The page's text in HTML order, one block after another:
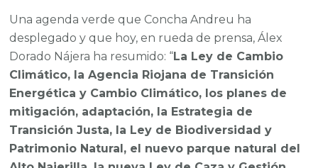
Una agenda verde que Concha Andreu ha
desplegado y que hoy, en rueda de prensa, Álex
Dorado Nájera ha resumido: “La Ley de Cambio
Climático, la Agencia Riojana de Transición
Energética y Cambio Climático, los planes de
mitigación, adaptación, la Estrategia de
Transición Justa, la Ley de Biodiversidad y
Patrimonio Natural, el nuevo parque natural del